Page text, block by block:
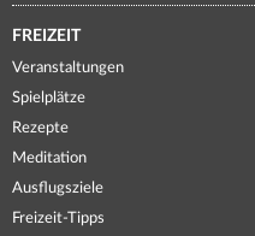
FREIZEIT
Veranstaltungen
Spielplätze
Rezepte
Meditation
Ausflugsziele
Freizeit-Tipps